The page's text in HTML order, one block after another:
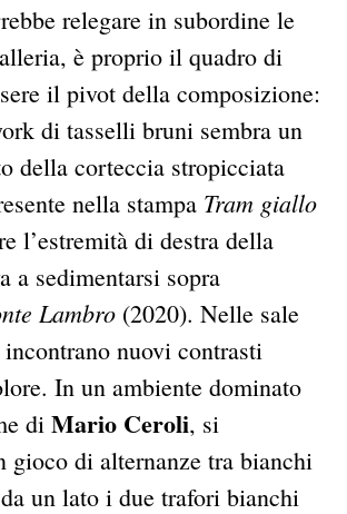
relegare in subordine le
è proprio il quadro di
il pivot della composizione:
di tasselli bruni sembra un
della corteccia stropicciata
nella stampa Tram giallo
l’estremità di destra della
a sedimentarsi sopra
Lambro (2020). Nelle sale
nuovi contrasti
In un ambiente dominato
di Mario Ceroli, si
gioco di alternanze tra bianchi
un lato i due trafori bianchi